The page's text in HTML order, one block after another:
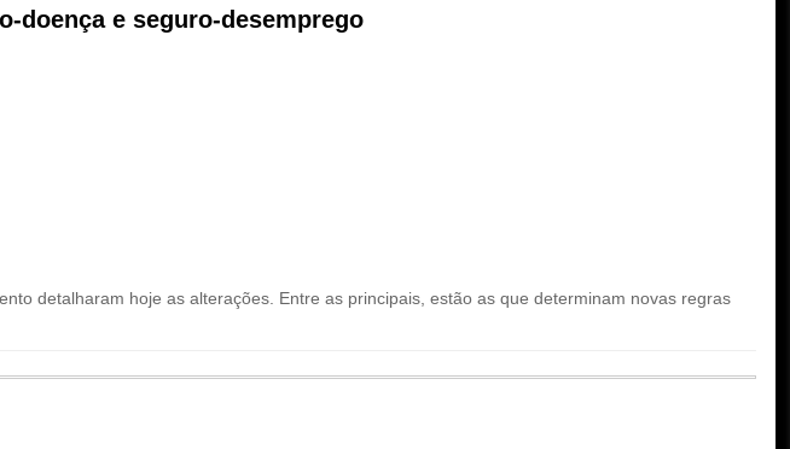
doença e seguro-desemprego
detalharam hoje as alterações. Entre as principais, estão as que determinam novas regras